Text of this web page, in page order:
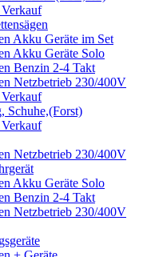
Akku Geräte im Set
Akku Geräte Solo
Benzin 2-4 Takt
Netzbetrieb 230/400V
Schuhe,(Forst)
Netzbetrieb 230/400V
Akku Geräte Solo
Benzin 2-4 Takt
Netzbetrieb 230/400V